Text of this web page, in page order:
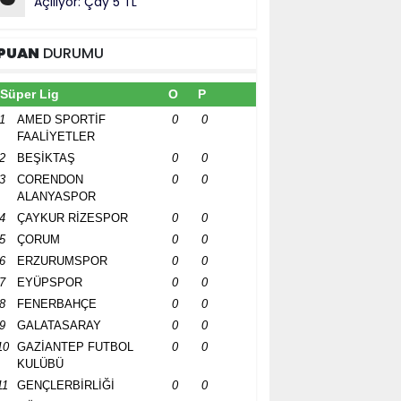
DURUMU
Süper Lig O P
1
AMED SPORTİF
FAALİYETLER
0 0
2 BEŞİKTAŞ 0
0
3
CORENDON
ALANYASPOR
0 0
4 ÇAYKUR RİZESPOR 0
0
5
ÇORUM 0
0
6
ERZURUMSPOR 0
0
7
EYÜPSPOR 0
0
8
FENERBAHÇE 0
0
9
GALATASARAY 0
0
GAZİANTEP FUTBOL
KULÜBÜ
0 0
GENÇLERBİRLİĞİ 0
0